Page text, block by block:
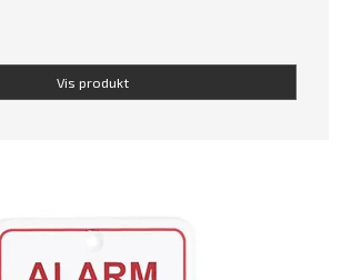
Vis produkt